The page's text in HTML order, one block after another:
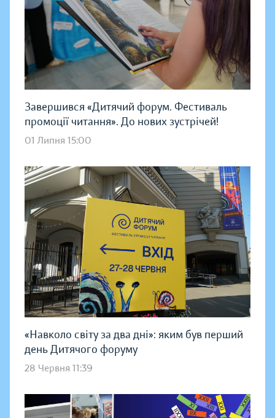
Завершився «Дитячий форум. Фестиваль
промоції читання». До нових зустрічей!
01 Липня 15:00
«Навколо світу за два дні»: яким був перший
день Дитячого форуму
28 Червня 11:39